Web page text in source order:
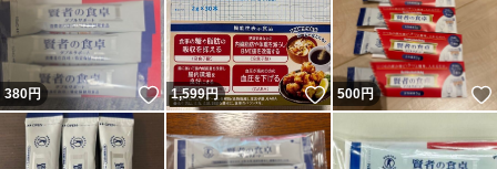
380円 いいね！
1,599円 いいね！
500円